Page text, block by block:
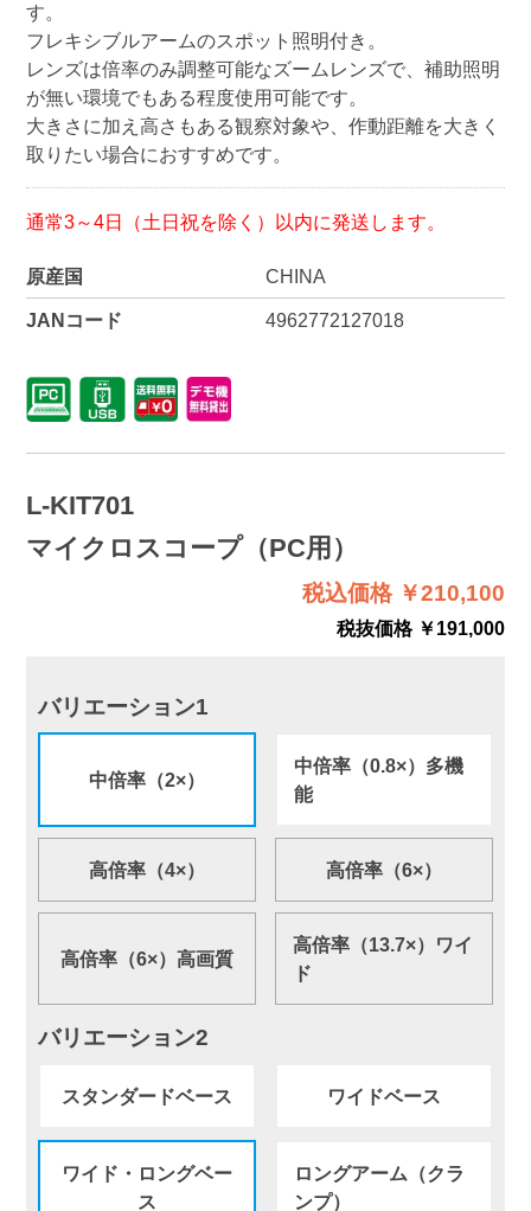
す。
フレキシブルアームのスポット照明付き。
レンズは倍率のみ調整可能なズームレンズで、補助照明
が無い環境でもある程度使用可能です。
大きさに加え高さもある観察対象や、作動距離を大きく
取りたい場合におすすめです。
通常3～4日（土日祝を除く）以内に発送します。
原産国 CHINA
JANコード 4962772127018
L-KIT701
マイクロスコープ（PC用）
税込価格 ￥210,100
税抜価格 ￥191,000
バリエーション1
中倍率（2×）
中倍率（0.8×）多機
能
高倍率（4×） 高倍率（6×）
高倍率（6×）高画質
高倍率（13.7×）ワイ
ド
バリエーション2
スタンダードベース ワイドベース
ワイド・ロングベー
ス
ロングアーム（クラ
ンプ）